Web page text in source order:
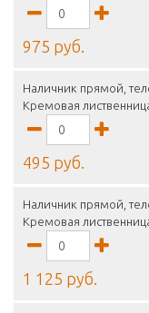
975 руб.
Наличник прямой,
Кремовая
495 руб.
Наличник прямой,
Кремовая
1 125 руб.